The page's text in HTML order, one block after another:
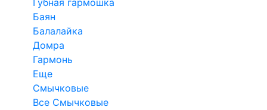
Губная гармошка
Баян
Балалайка
Домра
Гармонь
Еще
Смычковые
Все Смычковые